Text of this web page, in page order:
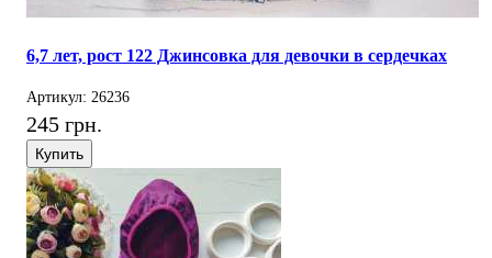
6,7 лет, рост 122 Джинсовка для девочки в сердечках
Артикул: 26236
245 грн.
Купить